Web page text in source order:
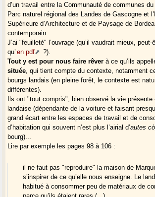
d’un travail entre la Communauté de communes du
Parc naturel régional des Landes de Gascogne et
Supérieure d’Architecture et de Paysage de
contemporain.
J’ai "feuilleté" l’ouvrage (qu’il vaudrait mieux,
qu’ en pdf
?).
Tout y est pour nous faire rêver à ce qu’ils
située , qui tient compte du contexte, notamment
bourgs landais (en pleine forêt, le contexte est
différentes).
Ils ont "tout compris", bien observé la vie présente
landaise (dépendante de la voiture et faisant
grand écart entre les espaces de travail et de
d’habitation qui souvent n’est plus l’airial d’autes
bourg)...
Lire par exemple les pages 98 à 106 :
il ne faut pas "reproduire" la maison de
s’inspirer de ce qu’elle nous enseigne. Le
habitué à consommer peu de matériaux de